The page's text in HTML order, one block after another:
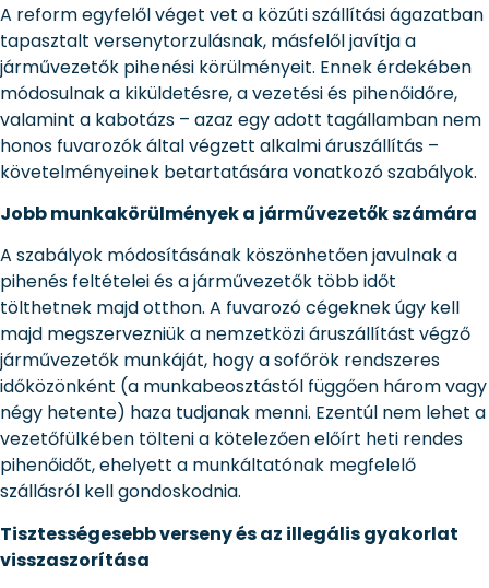
A reform egyfelől véget vet a közúti szállítási ágazatban
tapasztalt versenytorzulásnak, másfelől javítja a
járművezetők pihenési körülményeit. Ennek érdekében
módosulnak a kiküldetésre, a vezetési és pihenőidőre,
valamint a kabotázs – azaz egy adott tagállamban nem
honos fuvarozók által végzett alkalmi áruszállítás –
követelményeinek betartatására vonatkozó szabályok.
Jobb munkakörülmények a járművezetők számára
A szabályok módosításának köszönhetően javulnak a
pihenés feltételei és a járművezetők több időt
tölthetnek majd otthon. A fuvarozó cégeknek úgy kell
majd megszervezniük a nemzetközi áruszállítást végző
járművezetők munkáját, hogy a sofőrök rendszeres
időközönként (a munkabeosztástól függően három vagy
négy hetente) haza tudjanak menni. Ezentúl nem lehet a
vezetőfülkében tölteni a kötelezően előírt heti rendes
pihenőidőt, ehelyett a munkáltatónak megfelelő
szállásról kell gondoskodnia.
Tisztességesebb verseny és az illegális gyakorlat
visszaszorítása